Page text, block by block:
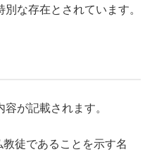
な存在とされています。
が記載されます。
徒であることを示す名